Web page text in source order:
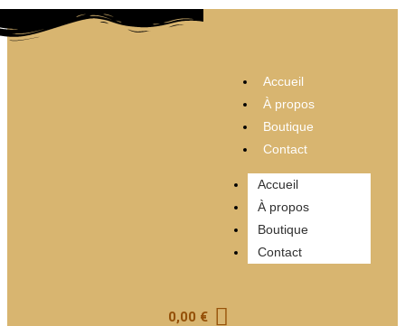
Accueil
À propos
Boutique
Contact
Accueil
À propos
Boutique
Contact
0,00 €